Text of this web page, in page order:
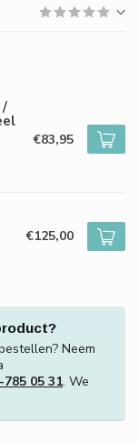
/
€83,95
€125,00
Neem
785 05 31. We